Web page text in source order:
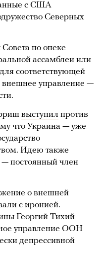
с США
Северных
по опеке
ассамблеи или
соответствующей
управление —
выступил против
что Украина — уже
Идею также
— постоянный член
о внешней
с иронией.
Георгий Тихий
управление ООН
депрессивной